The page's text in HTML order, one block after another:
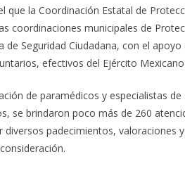
que la Coordinación Estatal de
coordinaciones municipales de
de Seguridad Ciudadana, con el
efectivos del Ejército
de paramédicos y especialistas
se brindaron poco más de 260
diversos padecimientos, valoraciones